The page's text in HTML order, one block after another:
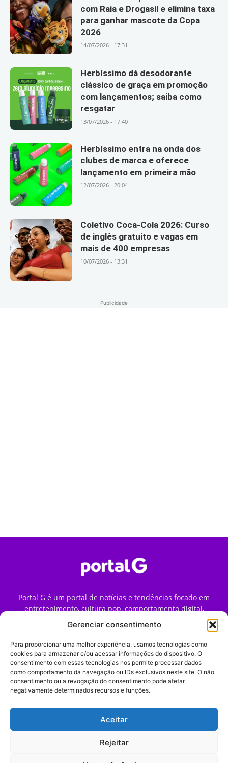
Gerenciar consentimento
Para proporcionar uma melhor experiência, usamos tecnologias como
cookies para armazenar e/ou acessar informações do dispositivo. O
consentimento com essas tecnologias nos permite processar dados
como comportamento da navegação ou IDs exclusivos neste site. O não
consentimento ou a revogação do consentimento pode afetar
negativamente determinados recursos e funções.
Aceitar
Rejeitar
com Raia e Drogasil e elimina taxa
para ganhar mascote da Copa
2026
14/07/2026 - 17:31
Herbíssimo dá desodorante
clássico de graça em promoção
com lançamentos; saiba como
resgatar
13/07/2026 - 17:40
Herbíssimo entra na onda dos
clubes de marca e oferece
lançamento em primeira mão
12/07/2026 - 20:04
Coletivo Coca-Cola 2026: Curso
de inglês gratuito e vagas em
mais de 400 empresas
10/07/2026 - 13:31
Publicidade
Portal G é um portal de notícias e tendências focado em
entretenimento, cultura pop, comportamento digital,
streaming, games e iniciativas de marca que impactam a
forma como o público vive e consome internet no Brasil.
Contato:contato@portalg.com.br
Início Sobre
Termos de Uso
Política de Privacidade
Contato